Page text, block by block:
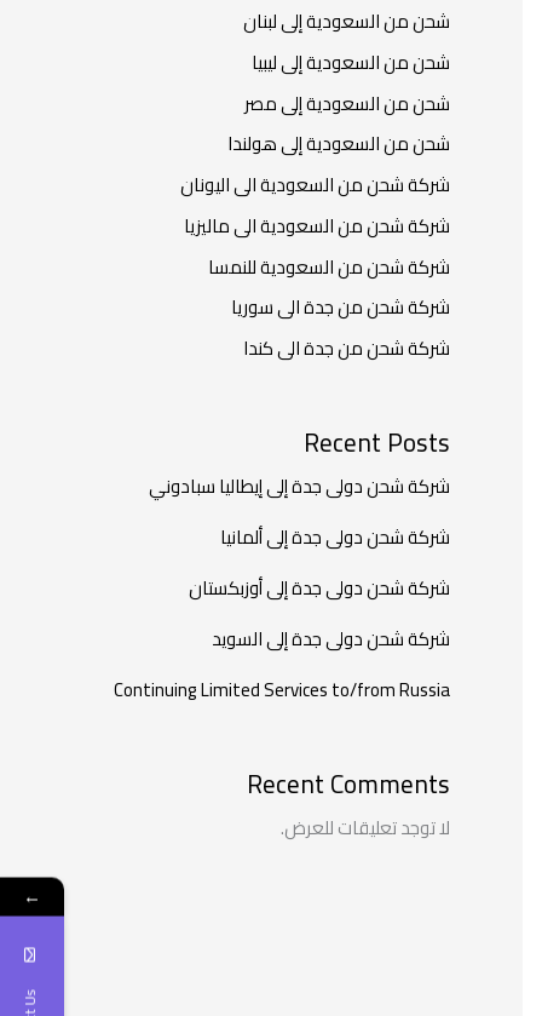
شحن من السعودية إلى لبنان
شحن من السعودية إلى ليبيا
شحن من السعودية إلى مصر
شحن من السعودية إلى هولندا
شركة شحن من السعودية الى اليونان
شركة شحن من السعودية الى ماليزيا
شركة شحن من السعودية للنمسا
شركة شحن من جدة الى سوريا
شركة شحن من جدة الى كندا
Recent Posts
شركة شحن دولى جدة إلى إيطاليا سبادوني
شركة شحن دولى جدة إلى ألمانيا
شركة شحن دولى جدة إلى أوزبكستان
شركة شحن دولى جدة إلى السويد
Continuing Limited Services to/from Russia
Recent Comments
لا توجد تعليقات للعرض.
←